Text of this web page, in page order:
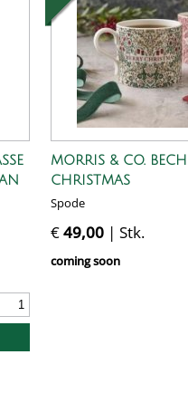
MORRIS & CO.
CHRISTMAS
Spode
€49,00| Stk.
coming soon